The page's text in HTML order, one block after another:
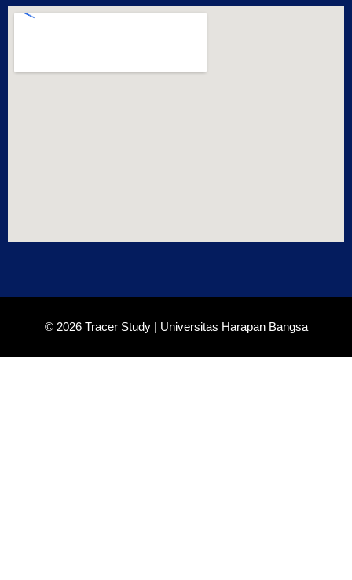
© 2026 Tracer Study | Universitas Harapan Bangsa